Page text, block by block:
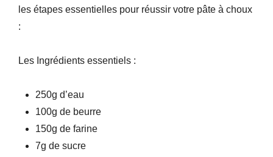
les étapes essentielles pour réussir votre pâte à choux
:
Les Ingrédients essentiels :
250g d’eau
100g de beurre
150g de farine
7g de sucre